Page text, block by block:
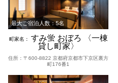
最大ご宿泊人数：5名
町家名：
すみ蛍 おぼろ 〈一棟
貸し町家〉
住所：〒600-8822 京都府京都市下京区裏方
町176番1